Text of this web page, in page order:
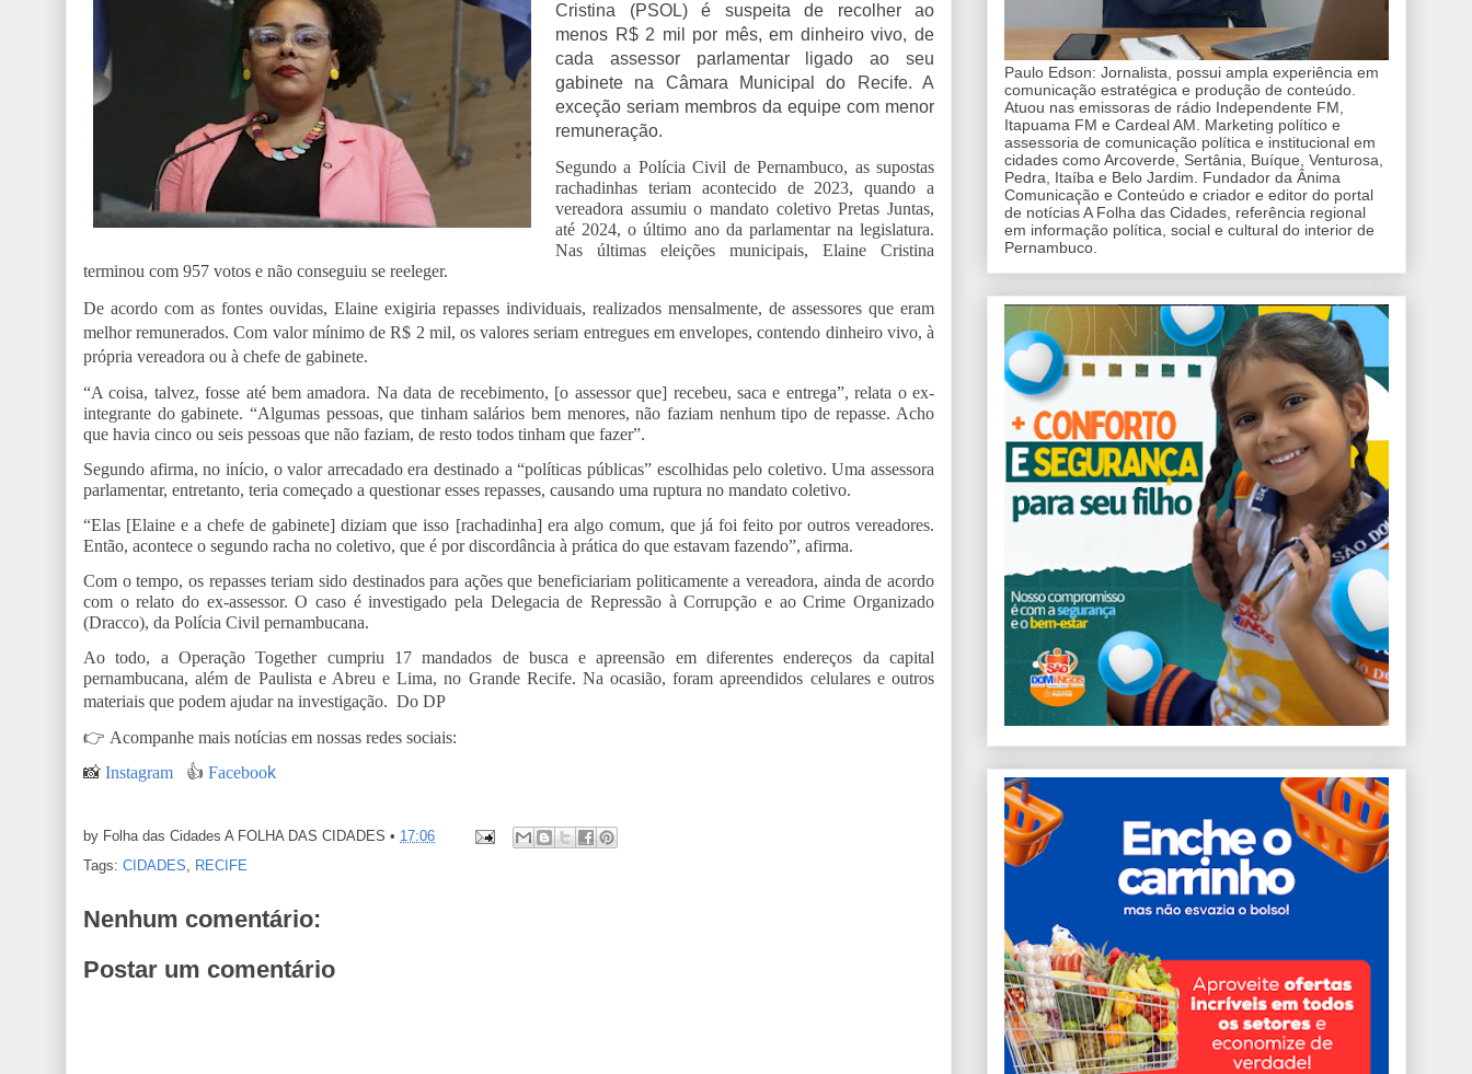
Cristina (PSOL) é suspeita de recolher ao
menos R$ 2 mil por mês, em dinheiro vivo, de
cada assessor parlamentar ligado ao seu
gabinete na Câmara Municipal do Recife. A
exceção seriam membros da equipe com menor
remuneração.
Segundo a Polícia Civil de Pernambuco, as supostas
rachadinhas teriam acontecido de 2023, quando a
vereadora assumiu o mandato coletivo Pretas Juntas,
até 2024, o último ano da parlamentar na legislatura.
Nas últimas eleições municipais, Elaine Cristina
terminou com 957 votos e não conseguiu se reeleger.
De acordo com as fontes ouvidas, Elaine exigiria repasses individuais, realizados mensalmente, de assessores que eram
melhor remunerados. Com valor mínimo de R$ 2 mil, os valores seriam entregues em envelopes, contendo dinheiro vivo, à
própria vereadora ou à chefe de gabinete.
“A coisa, talvez, fosse até bem amadora. Na data de recebimento, [o assessor que] recebeu, saca e entrega”, relata o ex-
integrante do gabinete. “Algumas pessoas, que tinham salários bem menores, não faziam nenhum tipo de repasse. Acho
que havia cinco ou seis pessoas que não faziam, de resto todos tinham que fazer”.
Segundo afirma, no início, o valor arrecadado era destinado a “políticas públicas” escolhidas pelo coletivo. Uma assessora
parlamentar, entretanto, teria começado a questionar esses repasses, causando uma ruptura no mandato coletivo.
“Elas [Elaine e a chefe de gabinete] diziam que isso [rachadinha] era algo comum, que já foi feito por outros vereadores.
Então, acontece o segundo racha no coletivo, que é por discordância à prática do que estavam fazendo”, afirma.
Com o tempo, os repasses teriam sido destinados para ações que beneficiariam politicamente a vereadora, ainda de acordo
com o relato do ex-assessor. O caso é investigado pela Delegacia de Repressão à Corrupção e ao Crime Organizado
(Dracco), da Polícia Civil pernambucana.
Ao todo, a Operação Together cumpriu 17 mandados de busca e apreensão em diferentes endereços da capital
pernambucana, além de Paulista e Abreu e Lima, no Grande Recife. Na ocasião, foram apreendidos celulares e outros
materiais que podem ajudar na investigação. Do DP
👉 Acompanhe mais notícias em nossas redes sociais:
📸 Instagram 👍 Facebook
by Folha das Cidades A FOLHA DAS CIDADES • 17:06
Tags: CIDADES, RECIFE
Nenhum comentário:
Postar um comentário
Paulo Edson: Jornalista, possui ampla experiência em
comunicação estratégica e produção de conteúdo.
Atuou nas emissoras de rádio Independente FM,
Itapuama FM e Cardeal AM. Marketing político e
assessoria de comunicação política e institucional em
cidades como Arcoverde, Sertânia, Buíque, Venturosa,
Pedra, Itaíba e Belo Jardim. Fundador da Ânima
Comunicação e Conteúdo e criador e editor do portal
de notícias A Folha das Cidades, referência regional
em informação política, social e cultural do interior de
Pernambuco.